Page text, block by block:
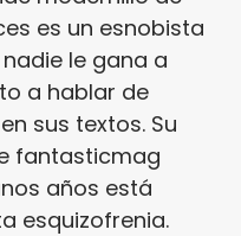
es un esnobista
le gana a
a hablar de
sus textos. Su
fantasticmag
años está
esquizofrenia.